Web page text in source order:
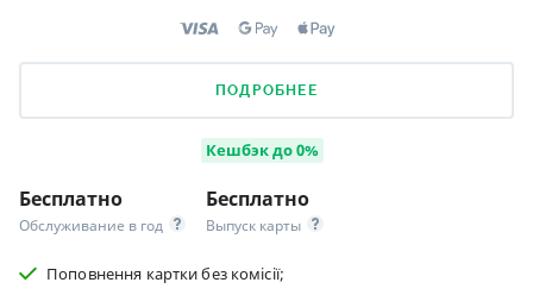
ПОДРОБНЕЕ
Кешбэк до 0%
Бесплатно
Обслуживание в год
Бесплатно
Выпуск карты
Поповнення картки без комісії;